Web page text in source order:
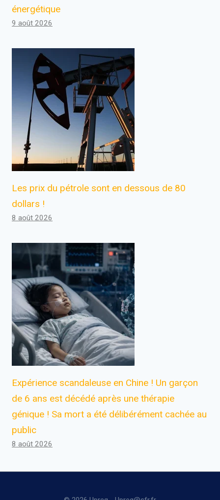
énergétique
9 août 2026
Les prix du pétrole sont en dessous de 80
dollars !
8 août 2026
Expérience scandaleuse en Chine ! Un garçon
de 6 ans est décédé après une thérapie
génique ! Sa mort a été délibérément cachée au
public
8 août 2026